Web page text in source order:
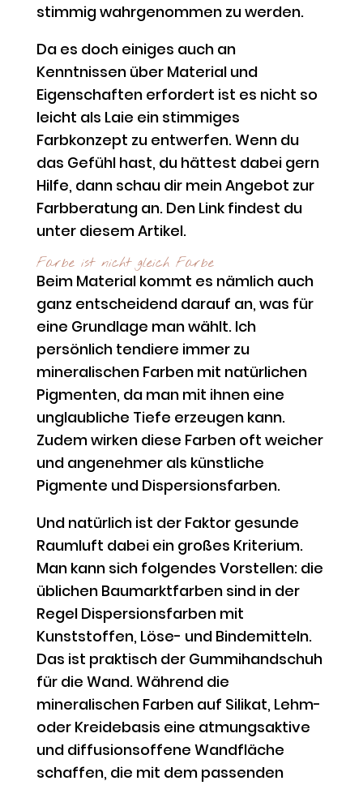
stimmig wahrgenommen zu werden.
Da es doch einiges auch an
Kenntnissen über Material und
Eigenschaften erfordert ist es nicht so
leicht als Laie ein stimmiges
Farbkonzept zu entwerfen. Wenn du
das Gefühl hast, du hättest dabei gern
Hilfe, dann schau dir mein Angebot zur
Farbberatung an. Den Link findest du
unter diesem Artikel.
Farbe ist nicht gleich Farbe
Beim Material kommt es nämlich auch
ganz entscheidend darauf an, was für
eine Grundlage man wählt. Ich
persönlich tendiere immer zu
mineralischen Farben mit natürlichen
Pigmenten, da man mit ihnen eine
unglaubliche Tiefe erzeugen kann.
Zudem wirken diese Farben oft weicher
und angenehmer als künstliche
Pigmente und Dispersionsfarben.
Und natürlich ist der Faktor gesunde
Raumluft dabei ein großes Kriterium.
Man kann sich folgendes Vorstellen: die
üblichen Baumarktfarben sind in der
Regel Dispersionsfarben mit
Kunststoffen, Löse- und Bindemitteln.
Das ist praktisch der Gummihandschuh
für die Wand. Während die
mineralischen Farben auf Silikat, Lehm-
oder Kreidebasis eine atmungsaktive
und diffusionsoffene Wandfläche
schaffen, die mit dem passenden